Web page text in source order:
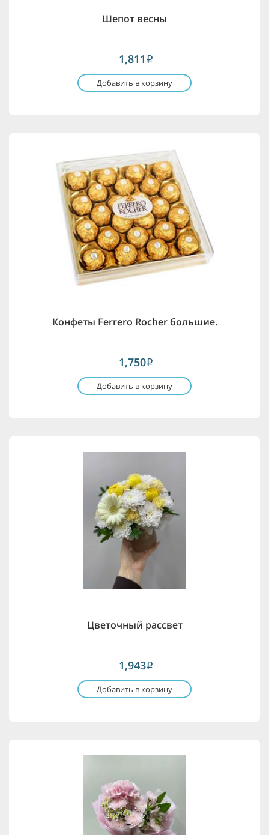
Шепот весны
1,811 i
Добавить в корзину
Конфеты Ferrero Rocher большие.
1,750i
Добавить в корзину
Цветочный рассвет
1,943i
Добавить в корзину